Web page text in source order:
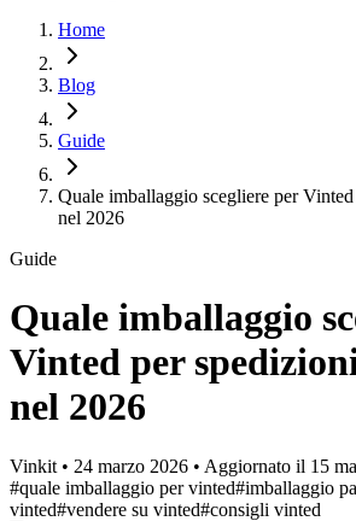
Home
Blog
Guide
Quale imballaggio scegliere per
nel 2026
Guide
Quale imballaggio
Vinted per
nel 2026
Vinkit • 24 marzo 2026 • Aggiornato il 15
#quale imballaggio per vinted#imballaggio
vinted#vendere su vinted#consigli vinted